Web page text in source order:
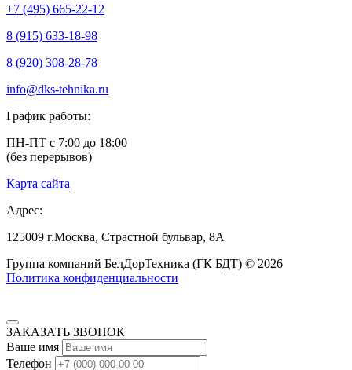
+7 (495) 665-22-12
8 (915) 633-18-98
8 (920) 308-28-78
info@dks-tehnika.ru
График работы:
ПН-ПТ с 7:00 до 18:00
(без перерывов)
Карта сайта
Адрес:
125009 г.Москва, Страстной бульвар, 8А
Группа компаний БелДорТехника (ГК БДТ) © 2026
Политика конфиденциальности
ЗАКАЗАТЬ ЗВОНОК
Ваше имя
Телефон